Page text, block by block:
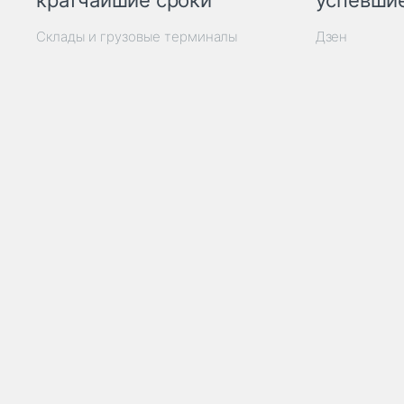
Склады и грузовые терминалы Дзен